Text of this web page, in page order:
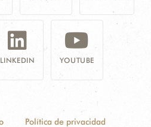
LINKEDIN YOUTUBE
Política de privacidad